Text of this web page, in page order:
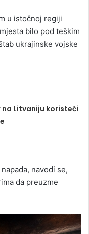
u istočnoj regiji
bilo pod teškim
ukrajinske vojske
Litvaniju koristeći
navodi se,
da preuzme